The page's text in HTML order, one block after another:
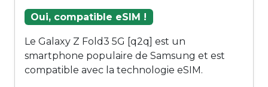
Oui, compatible eSIM !
Le Galaxy Z Fold3 5G [q2q] est un
smartphone populaire de Samsung et est
compatible avec la technologie eSIM.